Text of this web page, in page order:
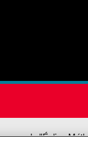
de l'Église